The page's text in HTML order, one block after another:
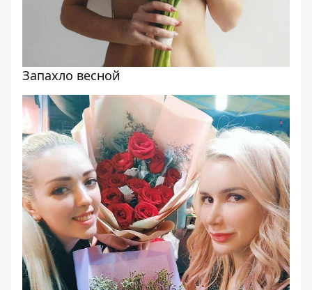
Запахло весной